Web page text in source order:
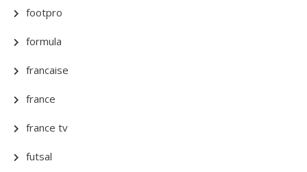
footpro
formula
francaise
france
france tv
futsal